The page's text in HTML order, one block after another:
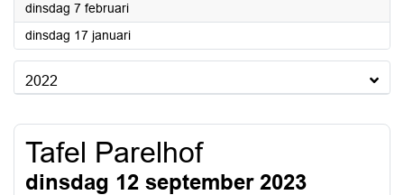
dinsdag 7 februari2023
dinsdag 17 januari2023
2022
Tafel Parelhof
dinsdag 12 september 2023